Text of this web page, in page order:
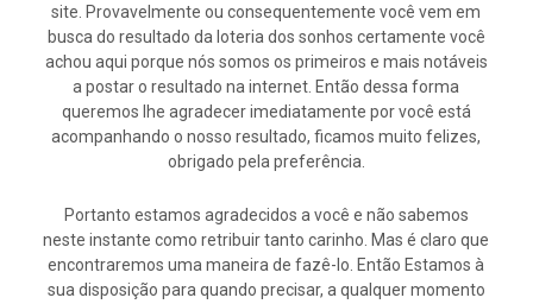
site. Provavelmente ou consequentemente você vem em
busca do resultado da loteria dos sonhos certamente você
achou aqui porque nós somos os primeiros e mais notáveis
a postar o resultado na internet. Então dessa forma
queremos lhe agradecer imediatamente por você está
acompanhando o nosso resultado, ficamos muito felizes,
obrigado pela preferência.
Portanto estamos agradecidos a você e não sabemos
neste instante como retribuir tanto carinho. Mas é claro que
encontraremos uma maneira de fazê-lo. Então Estamos à
sua disposição para quando precisar, a qualquer momento